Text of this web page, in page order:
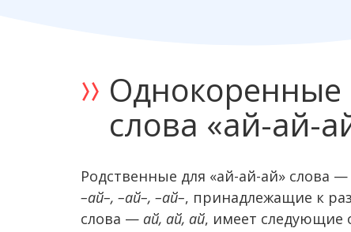
Однокоренные
слова «ай-ай-
Родственные для «ай-ай-ай» слова
–ай–, –ай–, –ай–, принадлежащие к
слова — ай, ай, ай, имеет следующие